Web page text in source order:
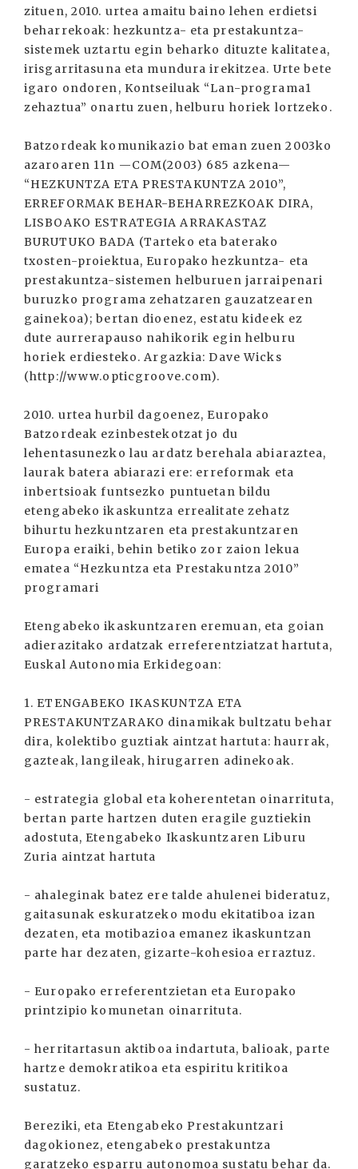
zituen, 2010. urtea amaitu baino lehen erdietsi
beharrekoak: hezkuntza- eta prestakuntza-
sistemek uztartu egin beharko dituzte kalitatea,
irisgarritasuna eta mundura irekitzea. Urte bete
igaro ondoren, Kontseiluak “Lan-programa1
zehaztua” onartu zuen, helburu horiek lortzeko.
Batzordeak komunikazio bat eman zuen 2003ko
azaroaren 11n —COM(2003) 685 azkena—
“HEZKUNTZA ETA PRESTAKUNTZA 2010”,
ERREFORMAK BEHAR-BEHARREZKOAK DIRA,
LISBOAKO ESTRATEGIA ARRAKASTAZ
BURUTUKO BADA (Tarteko eta baterako
txosten-proiektua, Europako hezkuntza- eta
prestakuntza-sistemen helburuen jarraipenari
buruzko programa zehatzaren gauzatzearen
gainekoa); bertan dioenez, estatu kideek ez
dute aurrerapauso nahikorik egin helburu
horiek erdiesteko. Argazkia: Dave Wicks
(http://www.opticgroove.com).
2010. urtea hurbil dagoenez, Europako
Batzordeak ezinbestekotzat jo du
lehentasunezko lau ardatz berehala abiaraztea,
laurak batera abiarazi ere: erreformak eta
inbertsioak funtsezko puntuetan bildu
etengabeko ikaskuntza errealitate zehatz
bihurtu hezkuntzaren eta prestakuntzaren
Europa eraiki, behin betiko zor zaion lekua
ematea “Hezkuntza eta Prestakuntza 2010”
programari
Etengabeko ikaskuntzaren eremuan, eta goian
adierazitako ardatzak erreferentziatzat hartuta,
Euskal Autonomia Erkidegoan:
1. ETENGABEKO IKASKUNTZA ETA
PRESTAKUNTZARAKO dinamikak bultzatu behar
dira, kolektibo guztiak aintzat hartuta: haurrak,
gazteak, langileak, hirugarren adinekoak.
- estrategia global eta koherentetan oinarrituta,
bertan parte hartzen duten eragile guztiekin
adostuta, Etengabeko Ikaskuntzaren Liburu
Zuria aintzat hartuta
- ahaleginak batez ere talde ahulenei bideratuz,
gaitasunak eskuratzeko modu ekitatiboa izan
dezaten, eta motibazioa emanez ikaskuntzan
parte har dezaten, gizarte-kohesioa erraztuz.
- Europako erreferentzietan eta Europako
printzipio komunetan oinarrituta.
- herritartasun aktiboa indartuta, balioak, parte
hartze demokratikoa eta espiritu kritikoa
sustatuz.
Bereziki, eta Etengabeko Prestakuntzari
dagokionez, etengabeko prestakuntza
garatzeko esparru autonomoa sustatu behar da.